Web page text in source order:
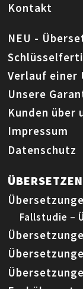
Kontakt
NEU -
Verlauf einer
Unsere
Kunden über
Impressum
Datenschutz
ÜBERSETZEN
Fallstudie –